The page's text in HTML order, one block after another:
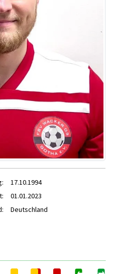
17.10.1994
01.01.2023
Deutschland